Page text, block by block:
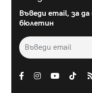
Въведи email, за
бюлетин